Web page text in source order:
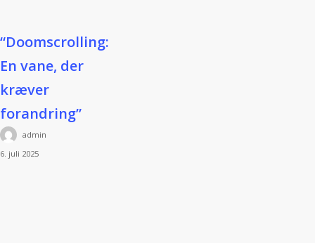
“Doomscrolling:
vane,
der
kræver
forandring”
“Doomscrolling:
En vane, der
kræver
forandring”
admin
6. juli 2025